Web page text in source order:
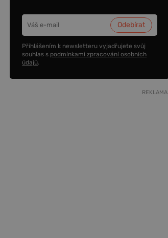
Přihlášením k newsletteru vyjadřujete svůj
souhlas s podmínkami zpracování osobních
údajů.
REKLAMA